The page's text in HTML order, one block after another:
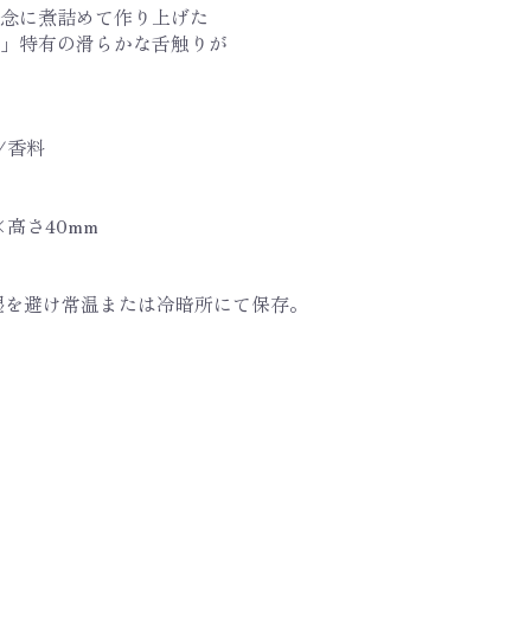
に煮詰めて作り上げた
特有の滑らかな舌触りが
香料
さ40mm
避け常温または冷暗所にて保存。